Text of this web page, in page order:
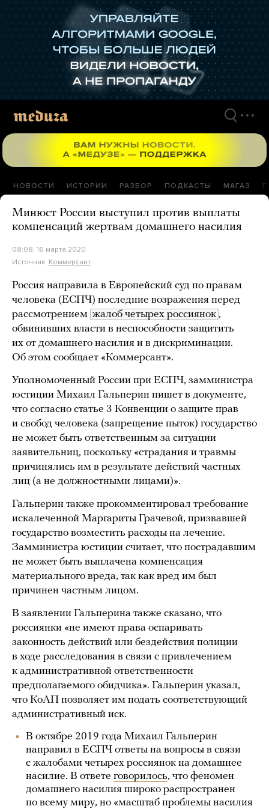
НОВОСТИ ИСТОРИИ РАЗБОР ПОДКАСТЫ МАГАЗ
Минюст России выступил против выплаты
компенсаций жертвам домашнего насилия
08:08, 16 марта 2020
Источник: Коммерсант
Россия направила в Европейский суд по правам
человека (ЕСПЧ) последние возражения перед
рассмотрением жалоб четырех россиянок ,
обвинивших власти в неспособности защитить
их от домашнего насилия и в дискриминации.
Об этом сообщает «Коммерсант».
Уполномоченный России при ЕСПЧ, замминистра
юстиции Михаил Гальперин пишет в документе,
что согласно статье 3 Конвенции о защите прав
и свобод человека (запрещение пыток) государство
не может быть ответственным за ситуации
заявительниц, поскольку «страдания и травмы
причинялись им в результате действий частных
лиц (а не должностными лицами)».
Гальперин также прокомментировал требование
искалеченной Маргариты Грачевой, призвавшей
государство возместить расходы на лечение.
Замминистра юстиции считает, что пострадавшим
не может быть выплачена компенсация
материального вреда, так как вред им был
причинен частным лицом.
В заявлении Гальперина также сказано, что
россиянки «не имеют права оспаривать
законность действий или бездействия полиции
в ходе расследования в связи с привлечением
к административной ответственности
предполагаемого обидчика». Гальперин указал,
что КоАП позволяет им подать соответствующий
административный иск.
В октябре 2019 года Михаил Гальперин
направил в ЕСПЧ ответы на вопросы в связи
с жалобами четырех россиянок на домашнее
насилие. В ответе говорилось, что феномен
домашнего насилия широко распространен
по всему миру, но «масштаб проблемы насилия